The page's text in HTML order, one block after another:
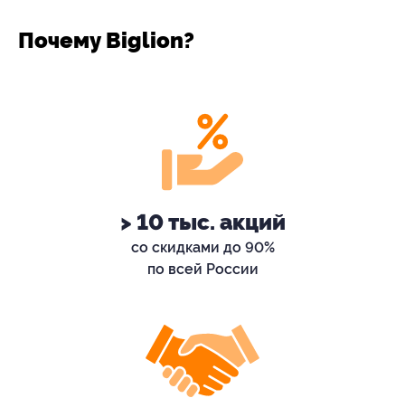
Почему Biglion?
> 10 тыс. акций
со скидками до 90%
по всей России